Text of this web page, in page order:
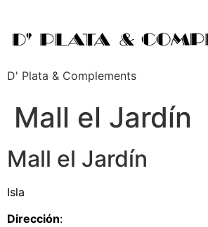
D' Plata & Complements
Mall el Jardín
Mall el Jardín
Isla
Dirección: